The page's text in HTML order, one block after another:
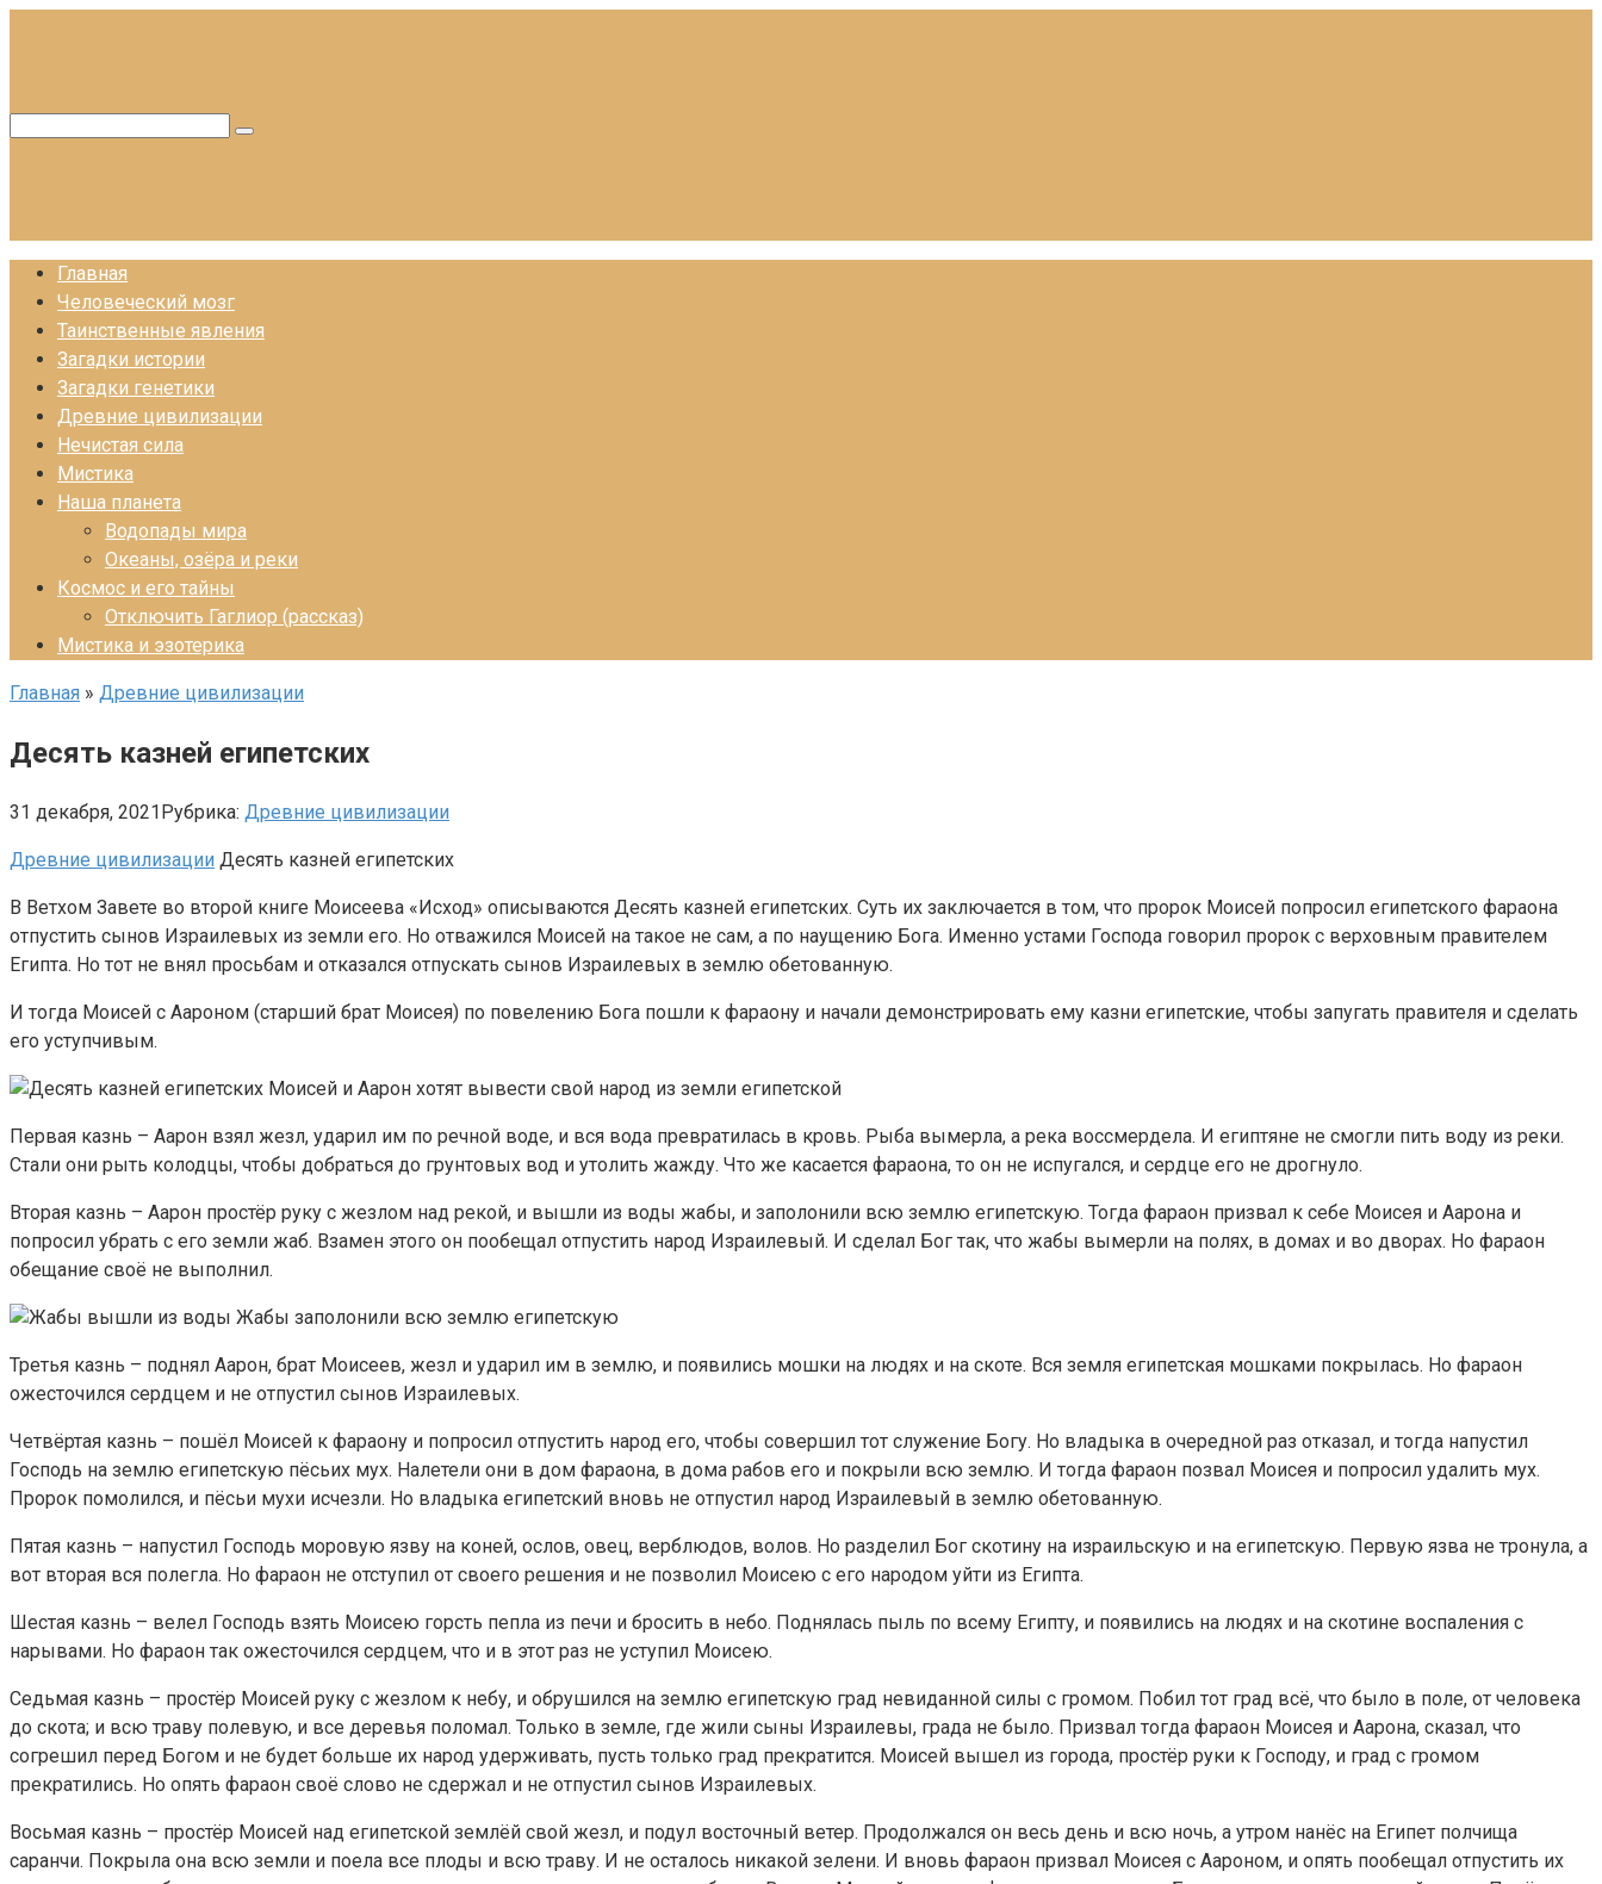
Главная
Человеческий мозг
Таинственные явления
Загадки истории
Загадки генетики
Древние цивилизации
Нечистая сила
Мистика
Наша планета
Водопады мира
Океаны, озёра и реки
Космос и его тайны
Отключить Гаглиор (рассказ)
Мистика и эзотерика
Главная » Древние цивилизации
Десять казней египетских
31 декабря, 2021Рубрика: Древние цивилизации
Древние цивилизации Десять казней египетских
В Ветхом Завете во второй книге Моисеева «Исход» описываются Десять казней египетских. Суть их заключается в том, что пророк Моисей попросил египетского фараона
отпустить сынов Израилевых из земли его. Но отважился Моисей на такое не сам, а по наущению Бога. Именно устами Господа говорил пророк с верховным правителем
Египта. Но тот не внял просьбам и отказался отпускать сынов Израилевых в землю обетованную.
И тогда Моисей с Аароном (старший брат Моисея) по повелению Бога пошли к фараону и начали демонстрировать ему казни египетские, чтобы запугать правителя и сделать
его уступчивым.
Моисей и Аарон хотят вывести свой народ из земли египетской
Первая казнь – Аарон взял жезл, ударил им по речной воде, и вся вода превратилась в кровь. Рыба вымерла, а река воссмердела. И египтяне не смогли пить воду из реки.
Стали они рыть колодцы, чтобы добраться до грунтовых вод и утолить жажду. Что же касается фараона, то он не испугался, и сердце его не дрогнуло.
Вторая казнь – Аарон простёр руку с жезлом над рекой, и вышли из воды жабы, и заполонили всю землю египетскую. Тогда фараон призвал к себе Моисея и Аарона и
попросил убрать с его земли жаб. Взамен этого он пообещал отпустить народ Израилевый. И сделал Бог так, что жабы вымерли на полях, в домах и во дворах. Но фараон
обещание своё не выполнил.
Жабы заполонили всю землю египетскую
Третья казнь – поднял Аарон, брат Моисеев, жезл и ударил им в землю, и появились мошки на людях и на скоте. Вся земля египетская мошками покрылась. Но фараон
ожесточился сердцем и не отпустил сынов Израилевых.
Четвёртая казнь – пошёл Моисей к фараону и попросил отпустить народ его, чтобы совершил тот служение Богу. Но владыка в очередной раз отказал, и тогда напустил
Господь на землю египетскую пёсьих мух. Налетели они в дом фараона, в дома рабов его и покрыли всю землю. И тогда фараон позвал Моисея и попросил удалить мух.
Пророк помолился, и пёсьи мухи исчезли. Но владыка египетский вновь не отпустил народ Израилевый в землю обетованную.
Пятая казнь – напустил Господь моровую язву на коней, ослов, овец, верблюдов, волов. Но разделил Бог скотину на израильскую и на египетскую. Первую язва не тронула, а
вот вторая вся полегла. Но фараон не отступил от своего решения и не позволил Моисею с его народом уйти из Египта.
Шестая казнь – велел Господь взять Моисею горсть пепла из печи и бросить в небо. Поднялась пыль по всему Египту, и появились на людях и на скотине воспаления с
нарывами. Но фараон так ожесточился сердцем, что и в этот раз не уступил Моисею.
Седьмая казнь – простёр Моисей руку с жезлом к небу, и обрушился на землю египетскую град невиданной силы с громом. Побил тот град всё, что было в поле, от человека
до скота; и всю траву полевую, и все деревья поломал. Только в земле, где жили сыны Израилевы, града не было. Призвал тогда фараон Моисея и Аарона, сказал, что
согрешил перед Богом и не будет больше их народ удерживать, пусть только град прекратится. Моисей вышел из города, простёр руки к Господу, и град с громом
прекратились. Но опять фараон своё слово не сдержал и не отпустил сынов Израилевых.
Восьмая казнь – простёр Моисей над египетской землёй свой жезл, и подул восточный ветер. Продолжался он весь день и всю ночь, а утром нанёс на Египет полчища
саранчи. Покрыла она всю земли и поела все плоды и всю траву. И не осталось никакой зелени. И вновь фараон призвал Моисея с Аароном, и опять пообещал отпустить их